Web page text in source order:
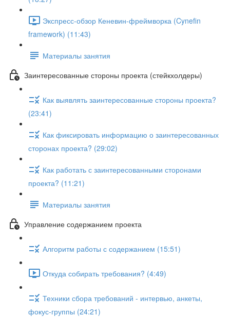
Экспресс-обзор Кеневин-фреймворка (Cynefin
framework) (11:43)
Материалы занятия
Заинтересованные стороны проекта (стейкхолдеры)
Как выявлять заинтересованные стороны проекта?
(23:41)
Как фиксировать информацию о заинтересованных
сторонах проекта? (29:02)
Как работать с заинтересованными сторонами
проекта? (11:21)
Материалы занятия
Управление содержанием проекта
Алгоритм работы с содержанием (15:51)
Откуда собирать требования? (4:49)
Техники сбора требований - интервью, анкеты,
фокус-группы (24:21)